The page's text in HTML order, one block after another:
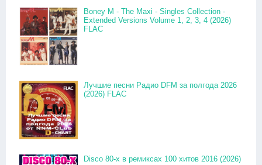
Boney M - The Maxi - Singles Collection -
Extended Versions Volume 1, 2, 3, 4 (2026)
FLAC
Лучшие песни Радио DFM за полгода 2026
(2026) FLAC
Disco 80-x в ремиксах 100 хитов 2016 (2026)